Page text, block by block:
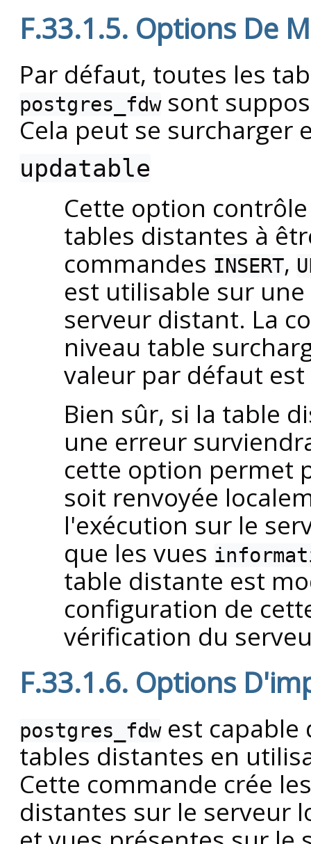
F.33.1.5. Options De
Par défaut, toutes les
postgres_fdwsont
Cela peut se
updatable
Cette option
tables distantes à
commandes INSERT,
est utilisable sur
serveur distant. La
niveau table
valeur par défaut est
Bien sûr, si la table
une erreur
cette option permet
soit renvoyée
l'exécution sur le
que les vues
table distante est
configuration de
vérification du
F.33.1.6. Options
postgres_fdwest capable
tables distantes en
Cette commande crée
distantes sur le serveur